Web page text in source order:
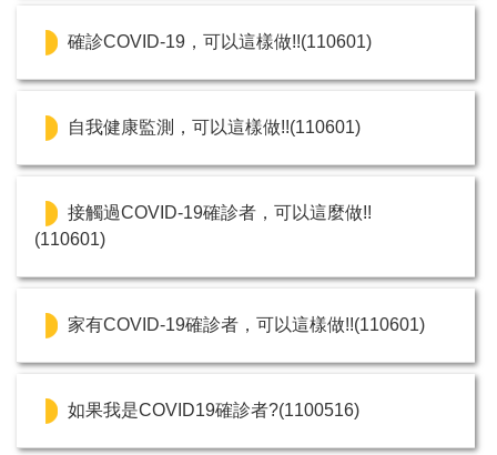
確診COVID-19，可以這樣做!!(110601)
自我健康監測，可以這樣做!!(110601)
接觸過COVID-19確診者，可以這麼做!!
(110601)
家有COVID-19確診者，可以這樣做!!(110601)
如果我是COVID19確診者?(1100516)